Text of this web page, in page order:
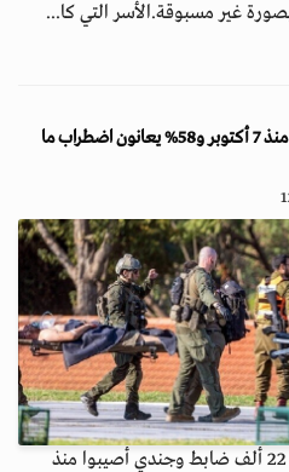
غير مسبوقة.الأسر التي كا...
إسرائيل تعلن سقوط 22 ألف مصاب منذ 7 أكتوبر و58% يعانون اضطراب ما
أعلنت وزارة الدفاع الإسرائيلية أن 22 ألف ضابط وجندي أصيبوا منذ